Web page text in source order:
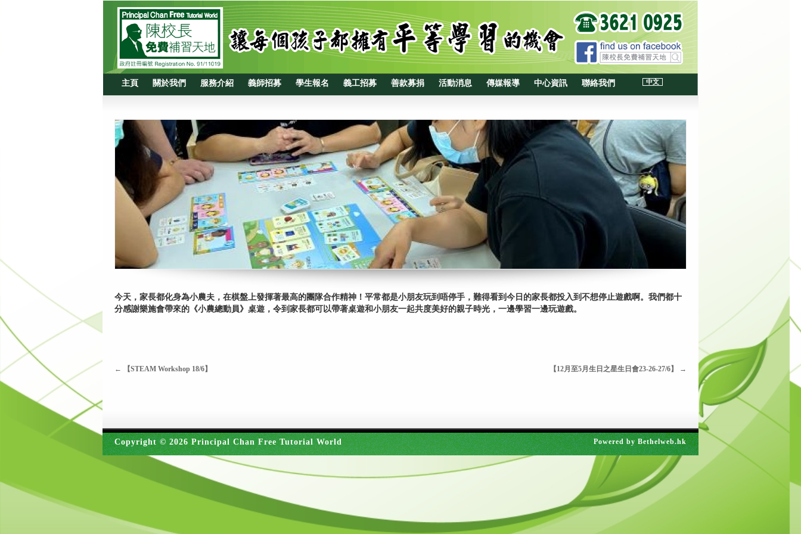
中文
主頁 關於我們 服務介紹 義師招募 學生報名 義工招募 善款募捐 活動消息 傳媒報導 中心資訊 聯絡我們
今天，家長都化身為小農夫，在棋盤上發揮著最高的團隊合作精神！平常都是小朋友玩到唔停手，難得看到今日的家長都投入到不想停止遊戲啊。我們都十
分感謝樂施會帶來的《小農總動員》桌遊，令到家長都可以帶著桌遊和小朋友一起共度美好的親子時光，一邊學習一邊玩遊戲。
← 【STEAM Workshop 18/6】 【12月至5月生日之星生日會23-26-27/6】 →
Copyright © 2026 Principal Chan Free Tutorial World Powered byBethelweb.hk